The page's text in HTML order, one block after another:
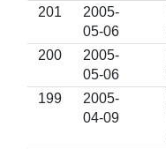
201
2005-
05-06
200
2005-
05-06
199
2005-
04-09